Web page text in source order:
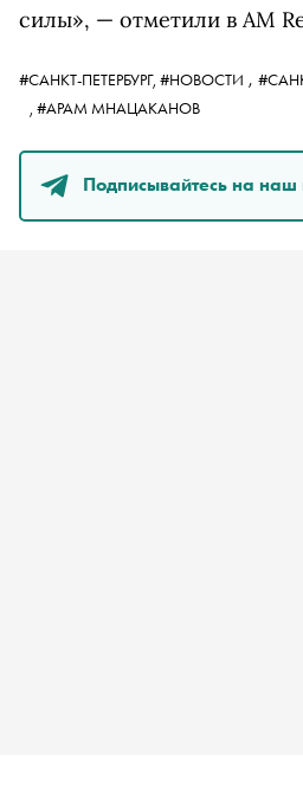
силы», — отметили в AM
#САНКТ-ПЕТЕРБУРГ, #НОВОСТИ ,
, #АРАМ МНАЦАКАНОВ
Подписывайтесь на